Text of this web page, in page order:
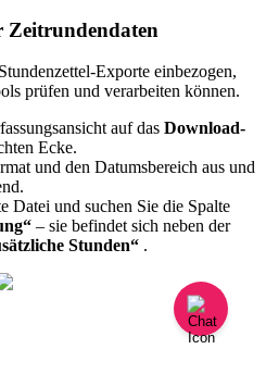
Zeitrundendaten
Stundenzettel-Exporte einbezogen,
prüfen und verarbeiten können.
auf das Download-
Ecke.
und den Datumsbereich aus und
.
Datei und suchen Sie die Spalte
“ – sie befindet sich neben der
ätzliche Stunden“ .